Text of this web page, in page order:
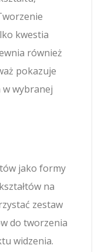
kwestia
również
pokazuje
wybranej
jako formy
na
zestaw
do tworzenia
widzenia.